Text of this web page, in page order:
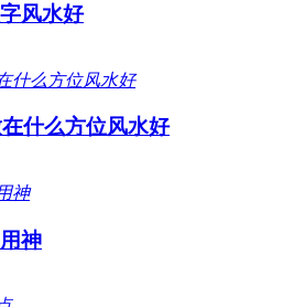
风水好
什么方位风水好
神